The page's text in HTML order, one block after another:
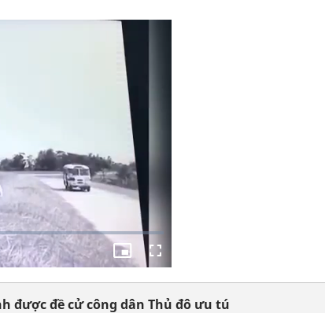
được đề cử công dân Thủ đô ưu tú